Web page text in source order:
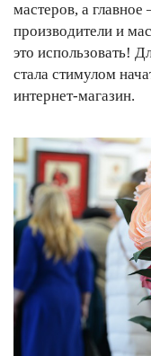
мастеров, а главное
производители и
это использовать!
стала стимулом
интернет-магазин.